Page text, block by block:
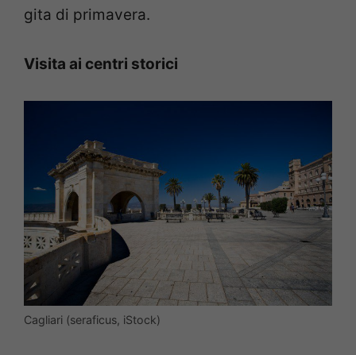
gita di primavera.
Visita ai centri storici
Cagliari (seraficus, iStock)